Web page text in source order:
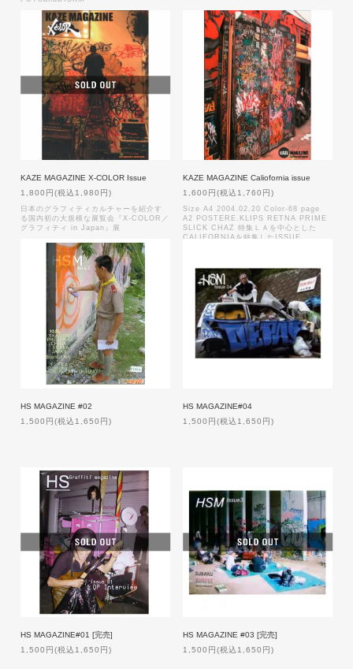
KAZE MAGAZINE X-COLOR Issue
1,800円(税込1,980円)
日本のグラフィティカルチャーを紹介す
る国内初の大規模な展覧会『X-COLOR／
グラフィティ in Japan』展
KAZE MAGAZINE Caliofornia issue
1,600円(税込1,760円)
Size A4 2004.02.20 Color-68 page
A2 POSTERE.KLIPS RETNA PRIME
SLICK CHAZ 特集ＬＡを中心とした
CALIFORNIAを特集したISSUE
HS MAGAZINE #02
1,500円(税込1,650円)
HS MAGAZINE#04
1,500円(税込1,650円)
HS MAGAZINE#01 [完売]
1,500円(税込1,650円)
HS MAGAZINE #03 [完売]
1,500円(税込1,650円)